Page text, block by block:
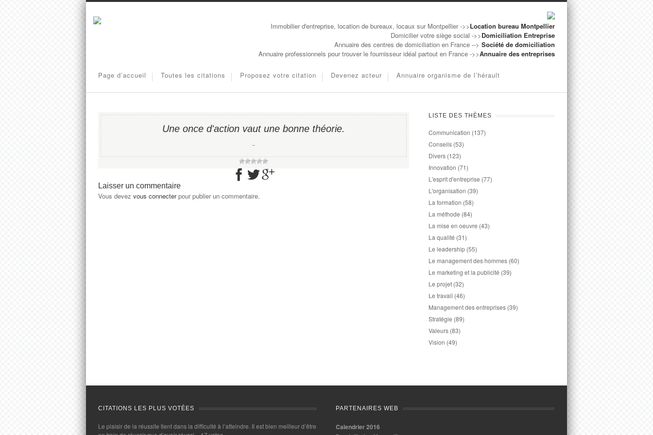
Immobilier d'entreprise, location de bureaux, locaux sur Montpellier ->>Location bureau Montpellier
Domicilier votre siège social ->>Domiciliation Entreprise
Annuaire des centres de domiciliation en France --> Société de domiciliation
Annuaire professionnels pour trouver le fournisseur idéal partout en France ->>Annuaire des entreprises
Page d’accueil Toutes les citations Proposez votre citation Devenez acteur Annuaire organisme de l’hérault
Une once d'action vaut une bonne théorie.
−
Laisser un commentaire
Vous devez vous connecterpour publier un commentaire.
LISTE DES THÈMES
Communication (137)
Conseils (53)
Divers (123)
Innovation (71)
L'esprit d'entreprise (77)
L'organisation (39)
La formation (58)
La méthode (84)
La mise en oeuvre (43)
La qualité (31)
Le leadership (55)
Le management des hommes (60)
Le marketing et la publicité (39)
Le projet (32)
Le travail (46)
Management des entreprises (39)
Stratégie (89)
Valeurs (83)
Vision (49)
CITATIONS LES PLUS VOTÉES
Le plaisir de la réussite tient dans la difficulté à l’atteindre. Il est bien meilleur d’être
PARTENAIRES WEB
Calendrier 2016